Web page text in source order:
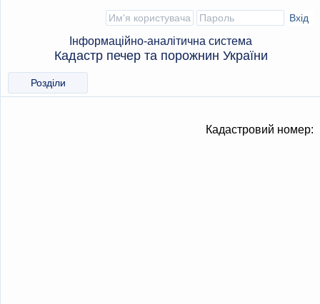
Інформаційно-аналітична система
Кадастр печер та порожнин України
Розділи
Кадастровий номер: